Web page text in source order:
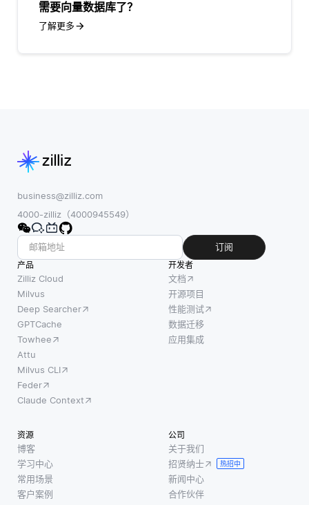
需要向量数据库了？
了解更多
business@zilliz.com
4000-zilliz（4000945549）
订阅
产品
Zilliz Cloud
Milvus
Deep Searcher
GPTCache
Towhee
Attu
Milvus CLI
Feder
Claude Context
开发者
文档
开源项目
性能测试
数据迁移
应用集成
资源
博客
学习中心
常用场景
客户案例
公司
关于我们
招贤纳士
热招中
新闻中心
合作伙伴